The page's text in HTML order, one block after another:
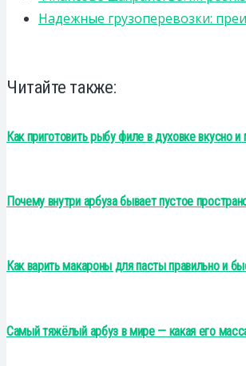
Надежные грузоперевозки:
Читайте также:
Как приготовить рыбу филе в духовке вкусно и
Почему внутри арбуза бывает пустое
Как варить макароны для пасты правильно и
Самый тяжёлый арбуз в мире — какая его